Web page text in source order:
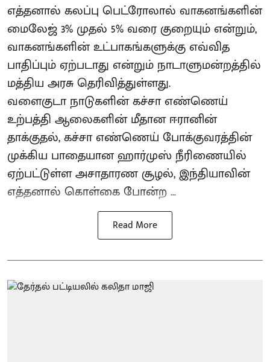
எத்தனால் கலப்பு பெட்ரோலால் வாகனங்களின்
மைலேஜ் 3% முதல் 5% வரை குறையும் என்றும்,
வாகனங்களின் உட்பாகங்களுக்கு எவ்வித
பாதிப்பும் ஏற்படாது என்றும் நாடாளுமன்றத்தில்
மத்திய அரசு தெரிவித்துள்ளது.
வளைகுடா நாடுகளின் கச்சா எண்ணெய்
உற்பத்தி ஆலைகளின் மீதான ஈரானின்
தாக்குதல், கச்சா எண்ணெய் போக்குவரத்தின்
முக்கிய பாதையான ஹார்முஸ் நீரிணையில்
ஏற்பட்டுள்ள அசாதாரண சூழல், இந்தியாவின்
எத்தனால் கொள்கை போன்ற ...
Read More